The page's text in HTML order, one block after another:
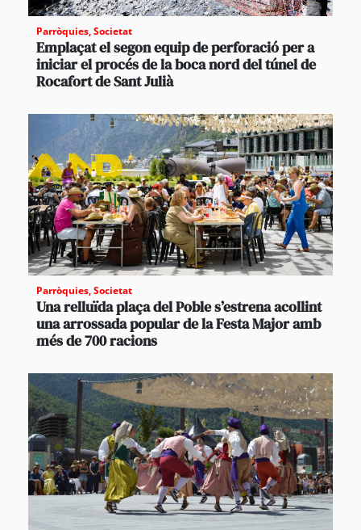
Parròquies,Societat
Emplaçat el segon equip de perforació per a
iniciar el procés de la boca nord del túnel de
Rocafort de Sant Julià
Parròquies,Societat
Una relluïda plaça del Poble s’estrena acollint
una arrossada popular de la Festa Major amb
més de 700 racions